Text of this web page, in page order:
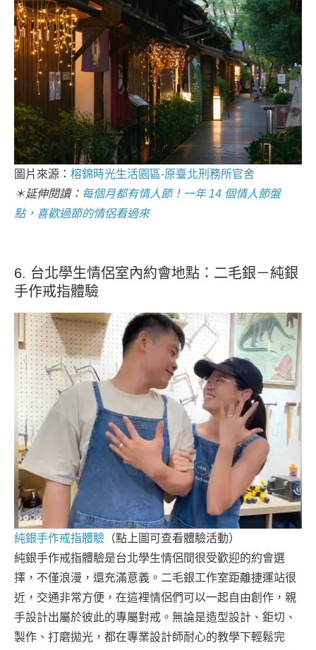
圖片來源： 榕錦時光生活園區-原臺北刑務所官舍
＊延伸閱讀： 每個月都有情人節！一年 14 個情人節盤
點，喜歡過節的情侶看過來
6. 台北學生情侶室內約會地點：二毛銀－純銀
手作戒指體驗
純銀手作戒指體驗 （點上圖可查看體驗活動）
純銀手作戒指體驗是台北學生情侶間很受歡迎的約會選
擇，不僅浪漫，還充滿意義。二毛銀工作室距離捷運站很
近，交通非常方便，在這裡情侶們可以一起自由創作，親
手設計出屬於彼此的專屬對戒。無論是造型設計、鉅切、
製作、打磨拋光，都在專業設計師耐心的教學下輕鬆完